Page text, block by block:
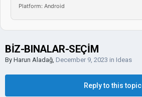
Platform: Android
BİZ-BINALAR-SEÇİM
By Harun Aladağ, December 9, 2023 in Ideas
Reply to this topic